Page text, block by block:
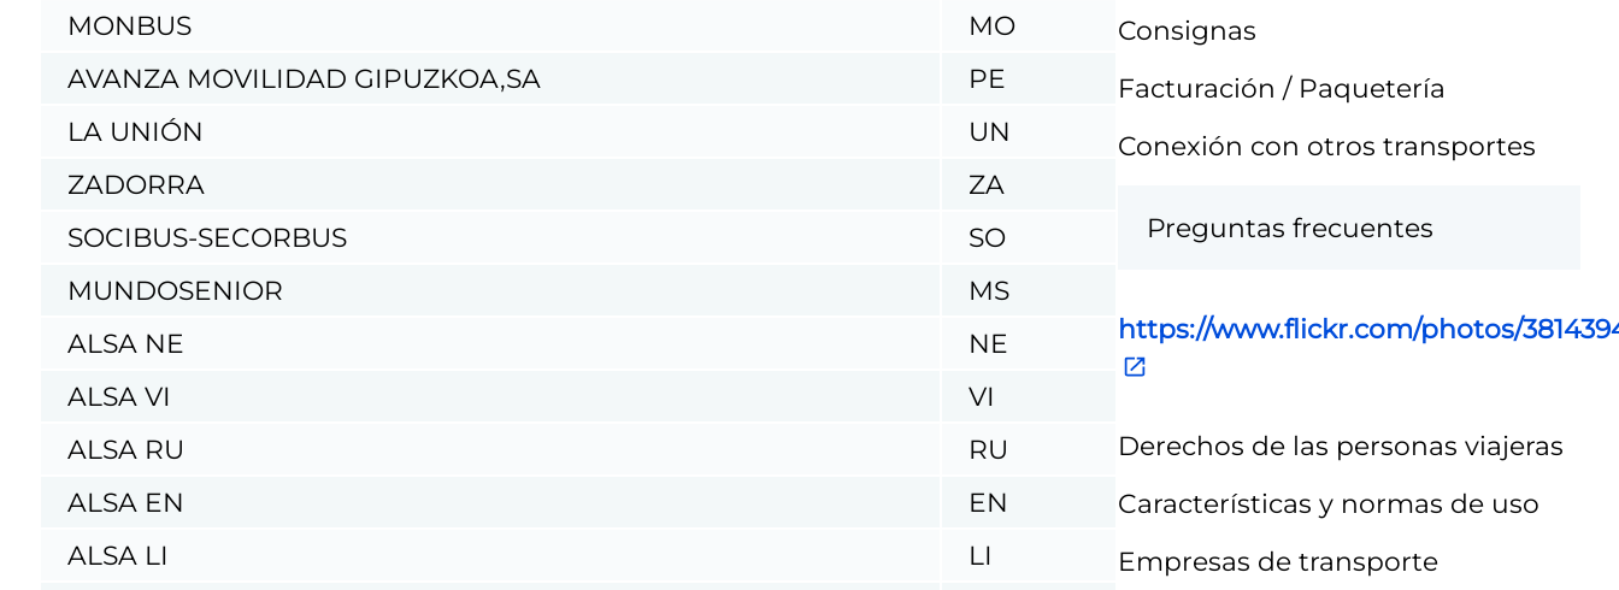
MONBUS
MO
AVANZA MOVILIDAD GIPUZKOA,SA
PE
LA UNIÓN
UN
ZADORRA
ZA
SOCIBUS-SECORBUS
SO
MUNDOSENIOR
MS
ALSA NE
NE
ALSA VI
VI
ALSA RU
RU
ALSA EN
EN
ALSA LI
LI
Consignas
Facturación / Paquetería
Conexión con otros transportes
Preguntas frecuentes
https://www.flickr.com/photos/
Derechos de las personas viajeras
Características y normas de uso
Empresas de transporte